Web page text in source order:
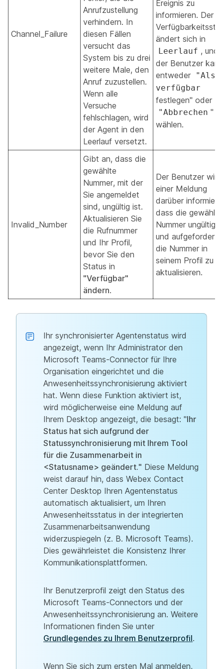
Channel_Failure
Anrufzustellung
verhindern. In
diesen Fällen
versucht das
System bis zu drei
weitere Male, den
Anruf zuzustellen.
Wenn alle
Versuche
fehlschlagen, wird
der Agent in den
Leerlauf versetzt.
Ereignis zu
informieren. Der
ändert sich in
Leerlauf , und
der Benutzer kann
entweder
"Als
verfügbar
festlegen" oder
"Abbrechen "
wählen.
Invalid_Number
Gibt an, dass die
gewählte
Nummer, mit der
Sie angemeldet
sind, ungültig ist.
Aktualisieren Sie
die Rufnummer
und Ihr Profil,
bevor Sie den
Status in
"Verfügbar"
ändern.
Der Benutzer
einer Meldung
darüber informiert,
dass die gewählte
Nummer ungültig
und aufgefordert,
die Nummer in
seinem Profil zu
aktualisieren.
Ihr synchronisierter Agentenstatus wird
angezeigt, wenn Ihr Administrator den
Microsoft Teams-Connector für Ihre
Organisation eingerichtet und die
Anwesenheitssynchronisierung aktiviert
hat. Wenn diese Funktion aktiviert ist,
wird möglicherweise eine Meldung auf
Ihrem Desktop angezeigt, die besagt: "Ihr
Status hat sich aufgrund der
Statussynchronisierung mit Ihrem Tool
für die Zusammenarbeit in
<Statusname> geändert." Diese Meldung
weist darauf hin, dass Webex Contact
Center Desktop Ihren Agentenstatus
automatisch aktualisiert, um Ihren
Anwesenheitsstatus in der integrierten
Zusammenarbeitsanwendung
widerzuspiegeln (z. B. Microsoft Teams).
Dies gewährleistet die Konsistenz Ihrer
Kommunikationsplattformen.
Ihr Benutzerprofil zeigt den Status des
Microsoft Teams-Connectors und der
Anwesenheitssynchronisierung an. Weitere
Informationen finden Sie unter
Grundlegendes zu Ihrem Benutzerprofil.
Wenn Sie sich zum ersten Mal anmelden,